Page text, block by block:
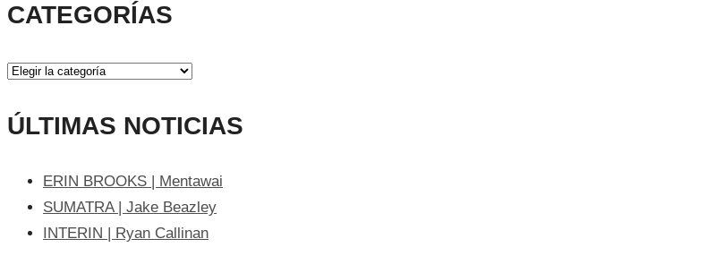
CATEGORÍAS
ÚLTIMAS NOTICIAS
ERIN BROOKS | Mentawai
SUMATRA | Jake Beazley
INTERIN | Ryan Callinan